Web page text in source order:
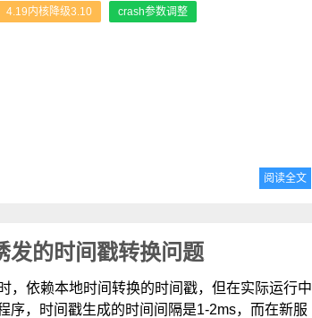
4.19内核降级3.10 crash参数调整
阅读全文
的时间戳转换问题
，依赖本地时间转换的时间戳，但在实际运行中
序，时间戳生成的时间间隔是1-2ms，而在新服